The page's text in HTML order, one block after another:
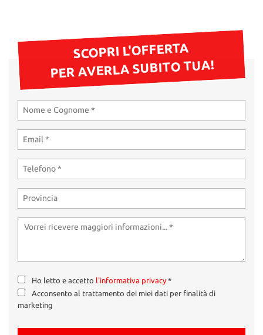
SCOPRI L'OFFERTA
PER AVERLA SUBITO TUA!
Ho letto e accetto l'informativa privacy*
Acconsento al trattamento dei miei dati per finalità di
marketing
le
tue
scelte
in
qualsiasi
momento.
Cookie necessari
Cookie delle preferenze
Cookie analitici
Cookie di marketing